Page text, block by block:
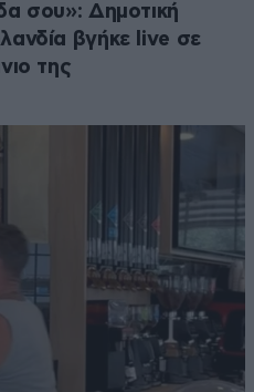
σου»: Δημοτική
βγήκε live σε
της